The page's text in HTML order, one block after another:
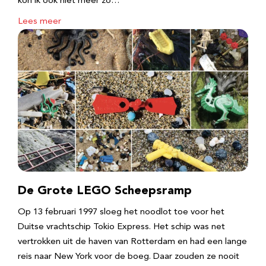
Lees meer
De Grote LEGO Scheepsramp
Op 13 februari 1997 sloeg het noodlot toe voor het
Duitse vrachtschip Tokio Express. Het schip was net
vertrokken uit de haven van Rotterdam en had een lange
reis naar New York voor de boeg. Daar zouden ze nooit